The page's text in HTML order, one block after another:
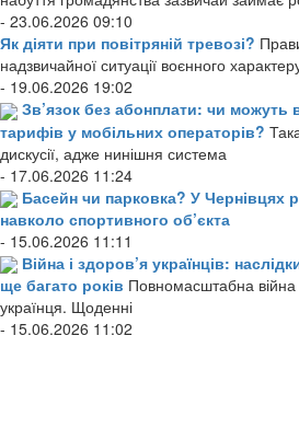
- 23.06.2026 09:10
Як діяти при повітряній тревозі?
надзвичайної ситуації воєнного
- 19.06.2026 19:02
Зв’язок без абонплати: чи можуть
тарифів у мобільних операторів?
дискусії, адже нинішня система
- 17.06.2026 11:24
Басейн чи парковка? У Чернівцях
навколо спортивного об’єкта
- 15.06.2026 11:11
Війна і здоров’я українців:
ще багато років Повномасштабна війна
українця. Щоденні
- 15.06.2026 11:02